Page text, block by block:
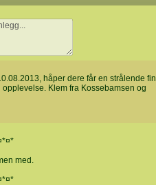
håper dere får en strålende fin
Klem fra Kossebamsen og
med.